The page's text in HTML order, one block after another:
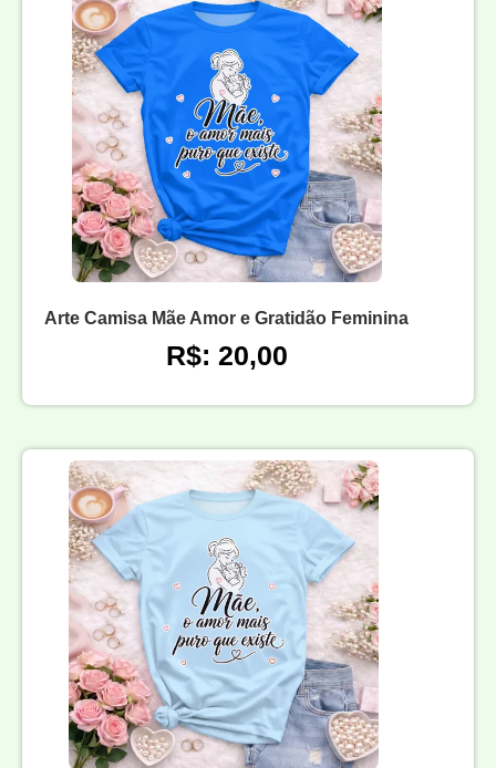
Arte Camisa Mãe Amor e Gratidão Feminina
R$: 20,00